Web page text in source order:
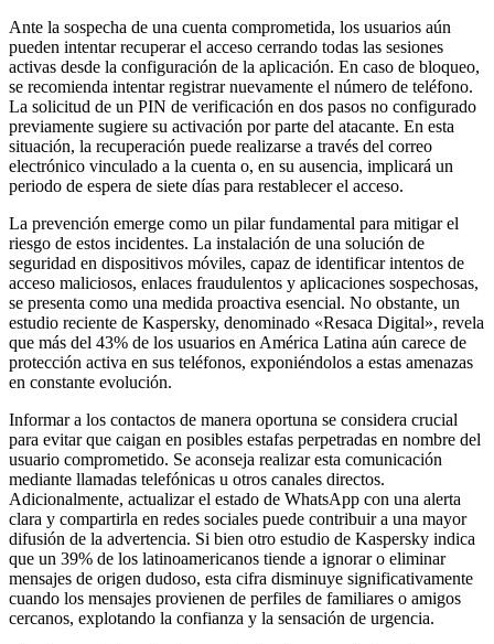
Ante la sospecha de una cuenta comprometida, los usuarios aún
pueden intentar recuperar el acceso cerrando todas las sesiones
activas desde la configuración de la aplicación. En caso de bloqueo,
se recomienda intentar registrar nuevamente el número de teléfono.
La solicitud de un PIN de verificación en dos pasos no configurado
previamente sugiere su activación por parte del atacante. En esta
situación, la recuperación puede realizarse a través del correo
electrónico vinculado a la cuenta o, en su ausencia, implicará un
periodo de espera de siete días para restablecer el acceso.
La prevención emerge como un pilar fundamental para mitigar el
riesgo de estos incidentes. La instalación de una solución de
seguridad en dispositivos móviles, capaz de identificar intentos de
acceso maliciosos, enlaces fraudulentos y aplicaciones sospechosas,
se presenta como una medida proactiva esencial. No obstante, un
estudio reciente de Kaspersky, denominado «Resaca Digital», revela
que más del 43% de los usuarios en América Latina aún carece de
protección activa en sus teléfonos, exponiéndolos a estas amenazas
en constante evolución.
Informar a los contactos de manera oportuna se considera crucial
para evitar que caigan en posibles estafas perpetradas en nombre del
usuario comprometido. Se aconseja realizar esta comunicación
mediante llamadas telefónicas u otros canales directos.
Adicionalmente, actualizar el estado de WhatsApp con una alerta
clara y compartirla en redes sociales puede contribuir a una mayor
difusión de la advertencia. Si bien otro estudio de Kaspersky indica
que un 39% de los latinoamericanos tiende a ignorar o eliminar
mensajes de origen dudoso, esta cifra disminuye significativamente
cuando los mensajes provienen de perfiles de familiares o amigos
cercanos, explotando la confianza y la sensación de urgencia.